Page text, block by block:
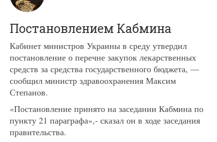
Постановлением Кабмина
Кабинет министров Украины в среду утвердил
постановление о перечне закупок лекарственных
средств за средства государственного бюджета, —
сообщил министр здравоохранения Максим
Степанов.
«Постановление принято на заседании Кабмина по
пункту 21 параграфа»,- сказал он в ходе заседания
правительства.